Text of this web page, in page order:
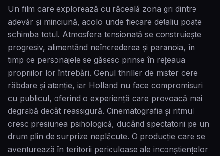
Un film care explorează cu răceală zona gri dintre
adevăr și minciună, acolo unde fiecare detaliu poate
schimba totul. Atmosfera tensionată se construiește
progresiv, alimentând neîncrederea și paranoia, în
timp ce personajele se găsesc prinse în rețeaua
propriilor lor întrebări. Genul thriller de mister cere
răbdare și atenție, iar Holland nu face compromisuri
cu publicul, oferind o experiență care provoacă mai
degrabă decât reassigură. Cinematografia și ritmul
cresc presiunea psihologică, ducând spectatorii pe un
drum plin de surprize neplăcute. O producție care se
aventurează în teritorii periculoase ale inconștiențelor